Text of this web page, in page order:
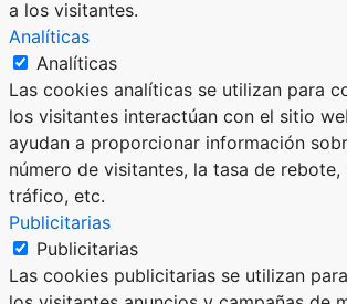
a los visitantes.
Analíticas
Analíticas
Las cookies analíticas se utilizan para
los visitantes interactúan con el sitio
ayudan a proporcionar información
número de visitantes, la tasa de
tráfico, etc.
Publicitarias
Publicitarias
Las cookies publicitarias se utilizan